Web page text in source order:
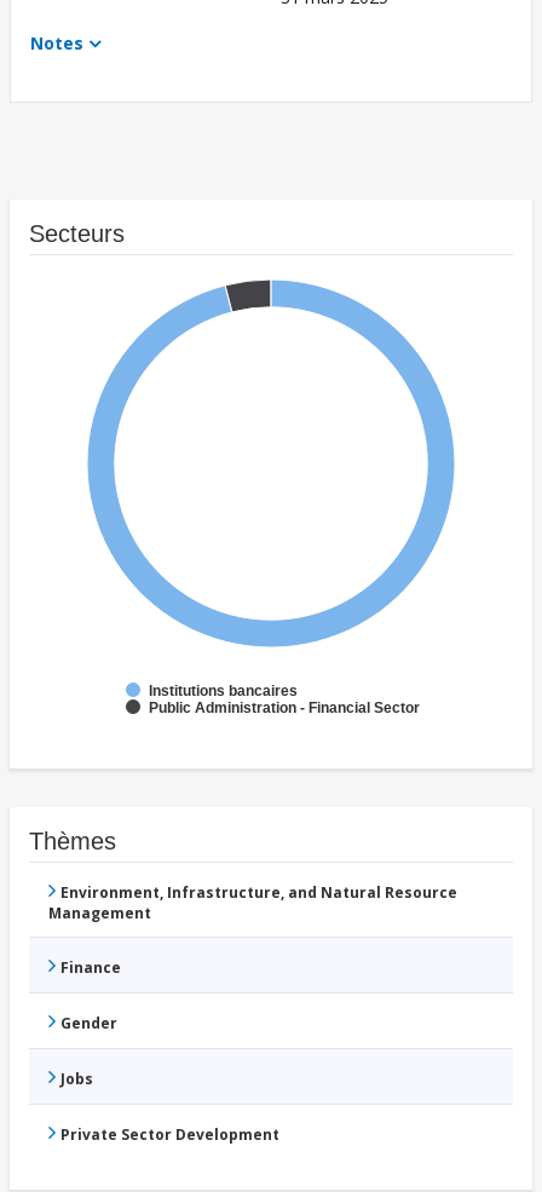
Notes
Secteurs
Institutions bancaires
Public Administration - Financial Sector
Thèmes
Environment, Infrastructure, and Natural Resource
Management
Finance
Gender
Jobs
Private Sector Development